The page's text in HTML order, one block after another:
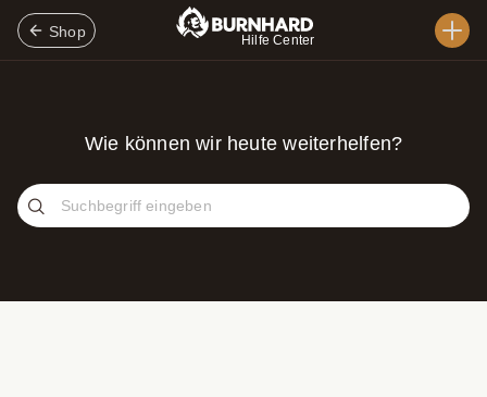
Shop
Hilfe Center
Wie können wir heute weiterhelfen?